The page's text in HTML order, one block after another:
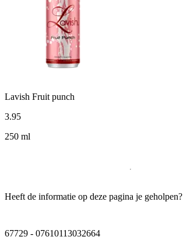
Lavish Fruit punch
3.95
250 ml
Heeft de informatie op deze pagina je geholpen?
67729 - 07610113032664